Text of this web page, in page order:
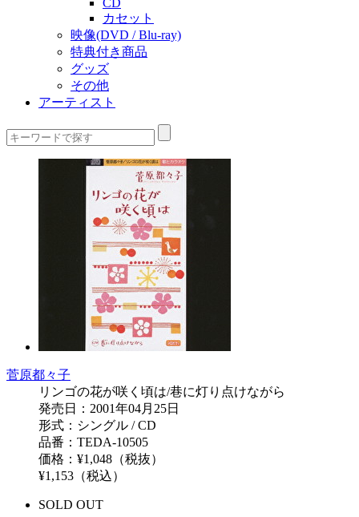
カセット
映像(DVD / Blu-ray)
特典付き商品
グッズ
その他
アーティスト
菅原都々子
リンゴの花が咲く頃は/巷に灯り点けながら
発売日：2001年04月25日
形式：シングル / CD
品番：TEDA-10505
価格：¥1,048（税抜）
¥1,153（税込）
SOLD OUT